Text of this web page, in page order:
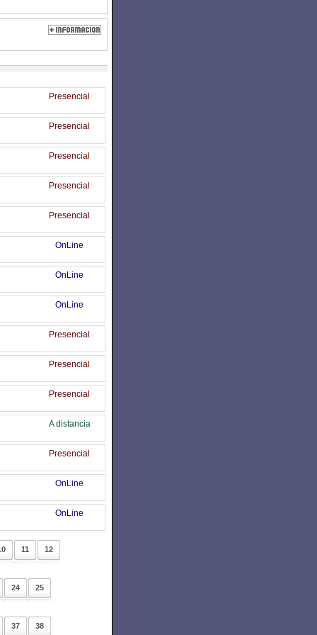
Presencial
Presencial
Presencial
Presencial
Presencial
OnLine
OnLine
OnLine
Presencial
Presencial
Presencial
A distancia
Presencial
OnLine
OnLine
11 12
24 25
37 38